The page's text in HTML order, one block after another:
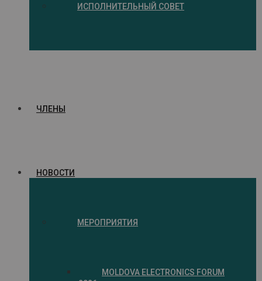
ИСПОЛНИТЕЛЬНЫЙ СОВЕТ
ЧЛЕНЫ
НОВОСТИ
МЕРОПРИЯТИЯ
MOLDOVA ELECTRONICS FORUM